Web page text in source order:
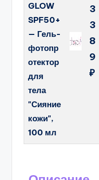
GLOW
SPF50+
— Гель-
фотопр
отектор
для
тела
"Сияние
кожи",
100 мл
3
3
8
9
₽